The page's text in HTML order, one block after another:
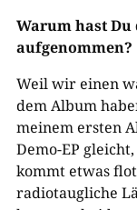
Warum hast Du
aufgenommen?
Weil wir einen
dem Album
meinem ersten
Demo-EP
kommt etwas
radiotaugliche